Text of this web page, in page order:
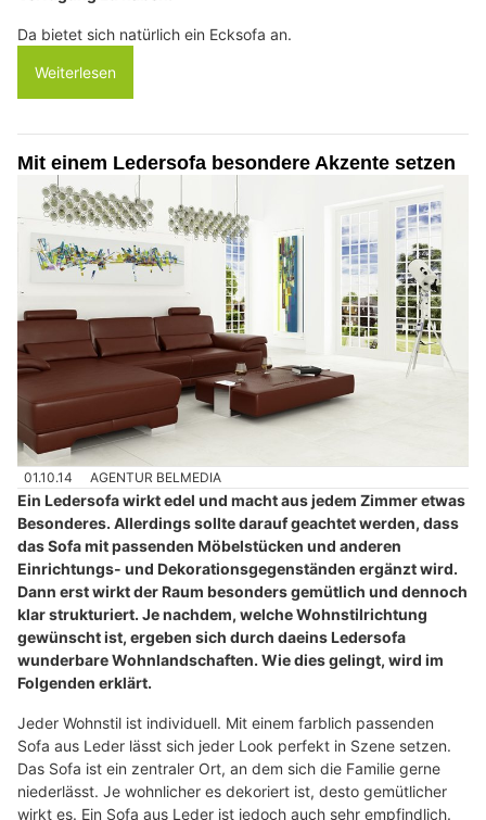
Da bietet sich natürlich ein Ecksofa an.
Weiterlesen
Mit einem Ledersofa besondere Akzente setzen
01.10.14 AGENTUR BELMEDIA
Ein Ledersofa wirkt edel und macht aus jedem Zimmer etwas
Besonderes. Allerdings sollte darauf geachtet werden, dass
das Sofa mit passenden Möbelstücken und anderen
Einrichtungs- und Dekorationsgegenständen ergänzt wird.
Dann erst wirkt der Raum besonders gemütlich und dennoch
klar strukturiert. Je nachdem, welche Wohnstilrichtung
gewünscht ist, ergeben sich durch daeins Ledersofa
wunderbare Wohnlandschaften. Wie dies gelingt, wird im
Folgenden erklärt.
Jeder Wohnstil ist individuell. Mit einem farblich passenden
Sofa aus Leder lässt sich jeder Look perfekt in Szene setzen.
Das Sofa ist ein zentraler Ort, an dem sich die Familie gerne
niederlässt. Je wohnlicher es dekoriert ist, desto gemütlicher
wirkt es. Ein Sofa aus Leder ist jedoch auch sehr empfindlich.